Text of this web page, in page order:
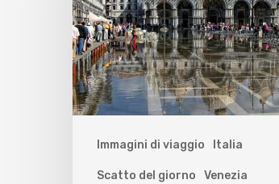
Immagini di viaggio Italia
Scatto del giorno Venezia